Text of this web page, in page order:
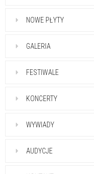
NOWE PŁYTY
GALERIA
FESTIWALE
KONCERTY
WYWIADY
AUDYCJE